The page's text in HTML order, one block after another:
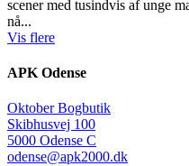
scener med tusindvis af unge
nå...
Vis flere
APK Odense
Oktober Bogbutik
Skibhusvej 100
5000 Odense C
odense@apk2000.dk